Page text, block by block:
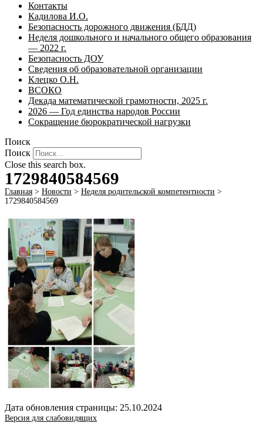
Контакты
Кадилова И.О.
Безопасность дорожного движения (БДД)
Неделя дошкольного и начального общего образования
— 2022 г.
Безопасность ДОУ
Сведения об образовательной организации
Клецко О.Н.
ВСОКО
Декада математической грамотности, 2025 г.
2026 — Год единства народов России
Сокращение бюрократической нагрузки
Поиск
Поиск
Close this search box.
1729840584569
Главная > Новости > Неделя родительской компетентности >
1729840584569
Дата обновления страницы: 25.10.2024
Версия для слабовидящих